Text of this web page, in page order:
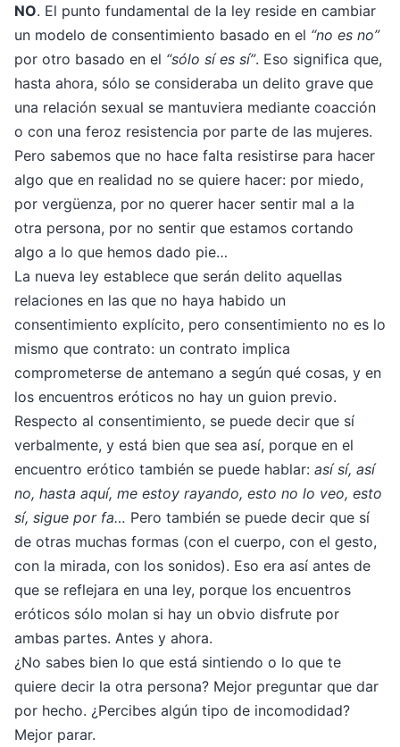
NO. El punto fundamental de la ley reside en cambiar
un modelo de consentimiento basado en el “no es no”
por otro basado en el “sólo sí es sí”. Eso significa que,
hasta ahora, sólo se consideraba un delito grave que
una relación sexual se mantuviera mediante coacción
o con una feroz resistencia por parte de las mujeres.
Pero sabemos que no hace falta resistirse para hacer
algo que en realidad no se quiere hacer: por miedo,
por vergüenza, por no querer hacer sentir mal a la
otra persona, por no sentir que estamos cortando
algo a lo que hemos dado pie…
La nueva ley establece que serán delito aquellas
relaciones en las que no haya habido un
consentimiento explícito, pero consentimiento no es lo
mismo que contrato: un contrato implica
comprometerse de antemano a según qué cosas, y en
los encuentros eróticos no hay un guion previo.
Respecto al consentimiento, se puede decir que sí
verbalmente, y está bien que sea así, porque en el
encuentro erótico también se puede hablar: así sí, así
no, hasta aquí, me estoy rayando, esto no lo veo, esto
sí, sigue por fa… Pero también se puede decir que sí
de otras muchas formas (con el cuerpo, con el gesto,
con la mirada, con los sonidos). Eso era así antes de
que se reflejara en una ley, porque los encuentros
eróticos sólo molan si hay un obvio disfrute por
ambas partes. Antes y ahora.
¿No sabes bien lo que está sintiendo o lo que te
quiere decir la otra persona? Mejor preguntar que dar
por hecho. ¿Percibes algún tipo de incomodidad?
Mejor parar.